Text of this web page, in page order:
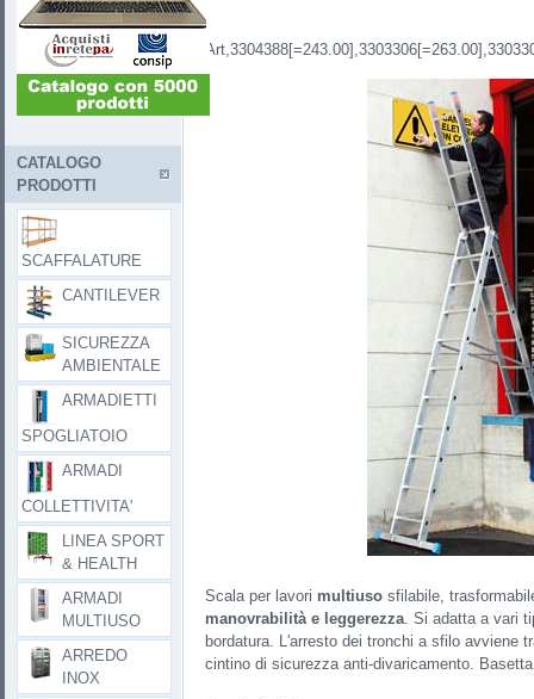
Scala per lavori multiusosfilabile,
manovrabilità e leggerezza. Si adatta a vari
bordatura. L'arresto dei tronchi a sfilo avviene
cintino di sicurezza anti-divaricamento.
CATALOGO
PRODOTTI
SCAFFALATURE
CANTILEVER
SICUREZZA
AMBIENTALE
ARMADIETTI
SPOGLIATOIO
ARMADI
COLLETTIVITA'
LINEA SPORT
& HEALTH
ARMADI
MULTIUSO
ARREDO
INOX